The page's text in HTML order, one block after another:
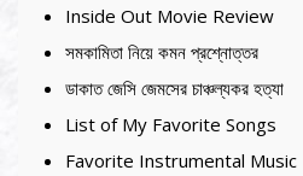
Inside Out Movie Review
সমকামিতা নিয়ে কমন প্রশ্নোত্তর
ডাকাত জেসি জেমসের চাঞ্চল্যকর হত্যা
List of My Favorite Songs
Favorite Instrumental Music